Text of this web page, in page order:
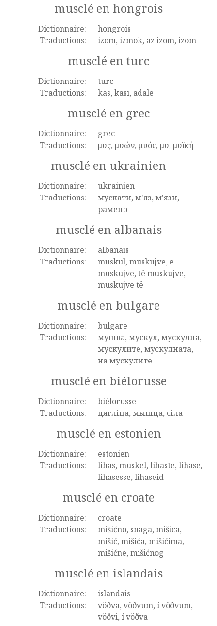
musclé en hongrois
Dictionnaire:
hongrois
Traductions:
izom, izmok, az izom, izom-
musclé en turc
Dictionnaire:
turc
Traductions:
kas, kası, adale
musclé en grec
Dictionnaire:
grec
Traductions:
μυς, μυών, μυός, μυ, μυϊκή
musclé en ukrainien
Dictionnaire:
ukrainien
Traductions:
мускати, м'яз, м'язи,
рамено
musclé en albanais
Dictionnaire:
albanais
Traductions:
muskul, muskujve, e
muskujve, të muskujve,
muskujve të
musclé en bulgare
Dictionnaire:
bulgare
Traductions:
мушва, мускул, мускулна,
мускулите, мускулната,
на мускулите
musclé en biélorusse
Dictionnaire:
biélorusse
Traductions:
цягліца, мышца, сіла
musclé en estonien
Dictionnaire:
estonien
Traductions:
lihas, muskel, lihaste, lihase,
lihasesse, lihaseid
musclé en croate
Dictionnaire:
croate
Traductions:
mišićno, snaga, mišica,
mišić, mišića, mišićima,
mišićne, mišićnog
musclé en islandais
Dictionnaire:
islandais
Traductions:
vöðva, vöðvum, í vöðvum,
vöðvi, í vöðva